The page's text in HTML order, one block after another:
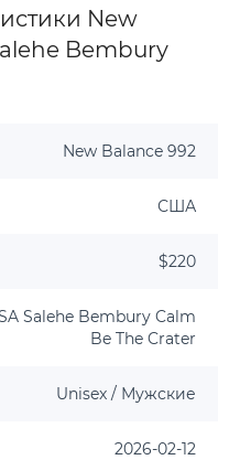
New
Bembury
New Balance 992
США
$220
Salehe Bembury Calm
Be The Crater
Unisex / Мужские
2026-02-12